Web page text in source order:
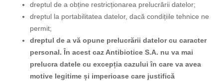
dreptul de a obține restricționarea prelucrării datelor;
dreptul la portabilitatea datelor, dacă condițiile tehnice ne
permit;
dreptul de a vă opune prelucrării datelor cu caracter
personal. În acest caz Antibiotice S.A. nu va mai
prelucra datele cu excepția cazului în care va avea
motive legitime și imperioase care justifică
EMAIL
ADRESA